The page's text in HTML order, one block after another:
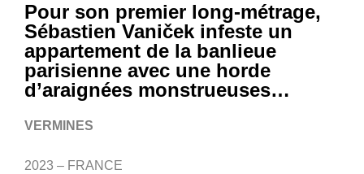
Pour son premier long-métrage,
Sébastien Vaniček infeste un
appartement de la banlieue
parisienne avec une horde
d’araignées monstrueuses…
VERMINES
2023 – FRANCE